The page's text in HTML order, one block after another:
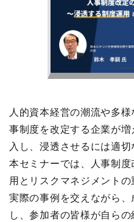
人的資本経営の潮流や多
事制度を改定する企業が
入し、浸透させるには適切
本セミナーでは、人事制
用とリスクマネジメントの
実際の事例を交えながら
し、参加者の皆様が自ら